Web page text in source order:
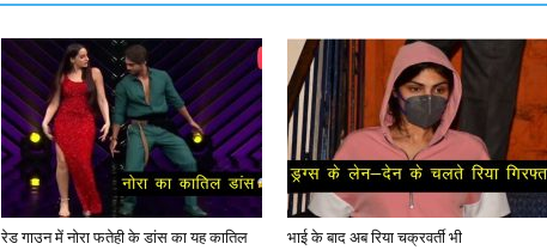
रेड गाउन में नोरा फतेही के डांस का यह कातिल
भाई के बाद अब रिया चक्रवर्ती भी